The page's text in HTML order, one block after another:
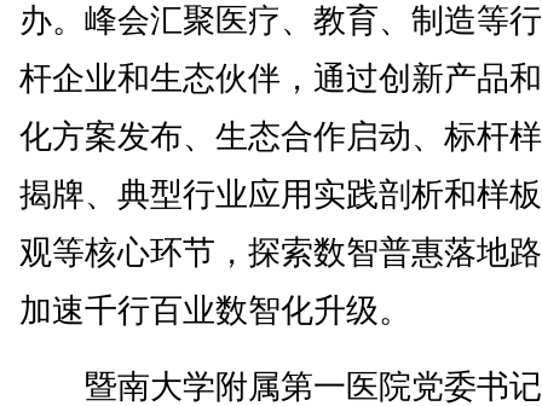
办。峰会汇聚医疗、教育、制造等
杆企业和生态伙伴，通过创新产品
化方案发布、生态合作启动、标杆
揭牌、典型行业应用实践剖析和样
观等核心环节，探索数智普惠落地
加速千行百业数智化升级。
暨南大学附属第一医院党委书